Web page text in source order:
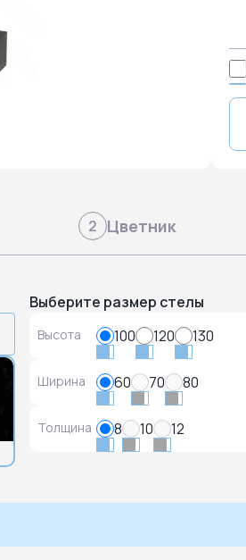
2 Цветник
Выберите размер стелы
Высота 100 120 130
Ширина 60 70 80
Толщина 8 10 12